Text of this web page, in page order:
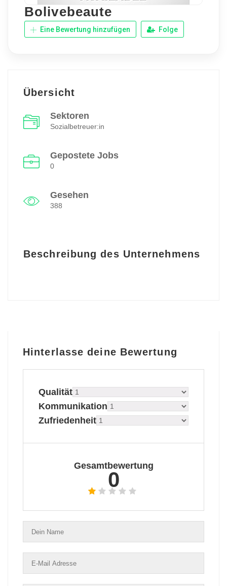
Bolivebeaute
Eine Bewertung hinzufügen Folge
Übersicht
Sektoren
Sozialbetreuer:in
Gepostete Jobs
0
Gesehen
388
Beschreibung des Unternehmens
Hinterlasse deine Bewertung
Qualität
Kommunikation
Zufriedenheit
Gesamtbewertung
0